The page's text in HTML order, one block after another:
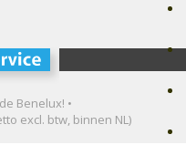
Benelux! •
excl. btw, binnen NL)